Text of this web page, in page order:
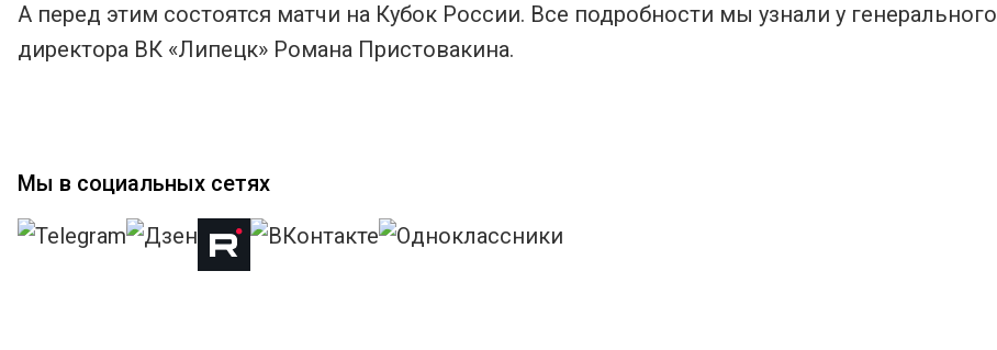
А перед этим состоятся матчи на Кубок России. Все подробности мы узнали у генерального
директора ВК «Липецк» Романа Пристовакина.
Мы в социальных сетях